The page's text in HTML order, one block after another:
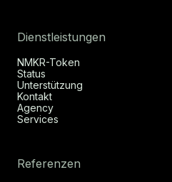
Dienstleistungen
NMKR-Token
Status
Unterstützung
Kontakt
Agency
Services
Referenzen